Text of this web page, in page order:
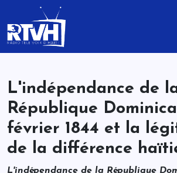
L'indépendance de
République
février 1844 et la
de la différence
L'indépendance de la République